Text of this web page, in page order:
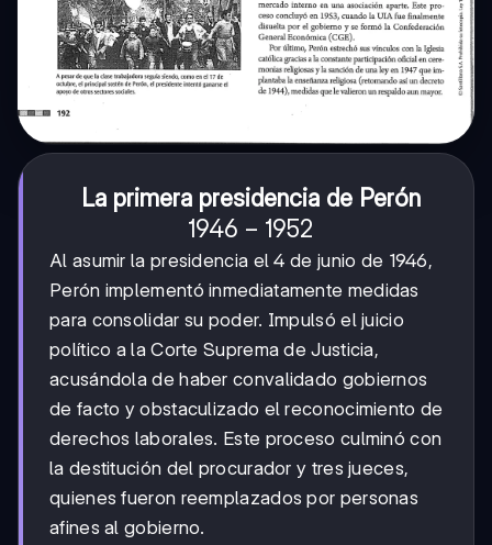
La primera presidencia de Perón
1946-
1952
1946 − 1952
Al asumir la presidencia el 4 de junio de 1946,
Perón implementó inmediatamente medidas
para consolidar su poder. Impulsó el juicio
político a la Corte Suprema de Justicia,
acusándola de haber convalidado gobiernos
de facto y obstaculizado el reconocimiento de
derechos laborales. Este proceso culminó con
la destitución del procurador y tres jueces,
quienes fueron reemplazados por personas
afines al gobierno.